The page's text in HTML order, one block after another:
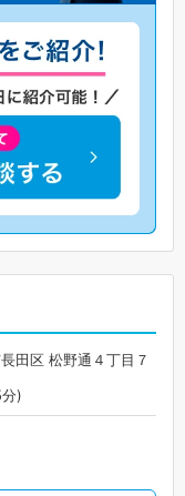
田区 松野通４丁目７
)